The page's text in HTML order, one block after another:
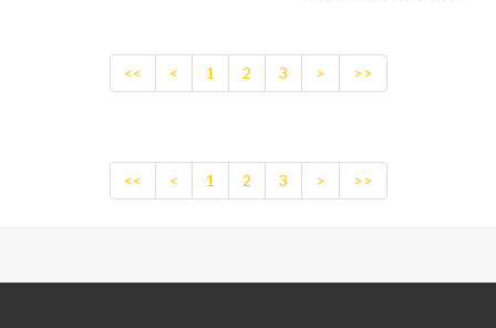
<< < 1 2 3 > >>
<< < 1 2 3 > >>